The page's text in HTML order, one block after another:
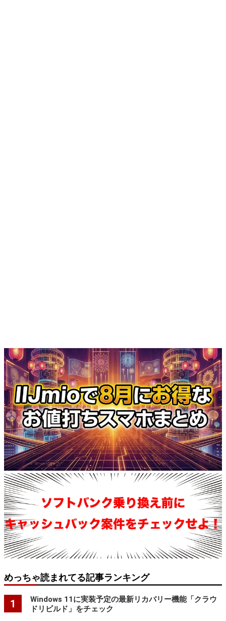
めっちゃ読まれてる記事ランキング
1
Windows 11に実装予定の最新リカバリー機能「クラウ
ドリビルド」をチェック